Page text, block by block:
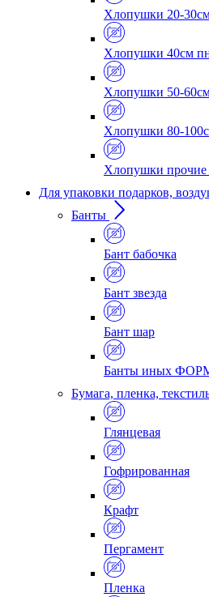
Хлопушки 20-
Хлопушки 40см
Хлопушки 50-
Хлопушки 80-
Хлопушки
Для упаковки подарков,
Банты
Бант бабочка
Бант звезда
Бант шар
Банты иных
Бумага, пленка,
Глянцевая
Гофрированная
Крафт
Пергамент
Пленка